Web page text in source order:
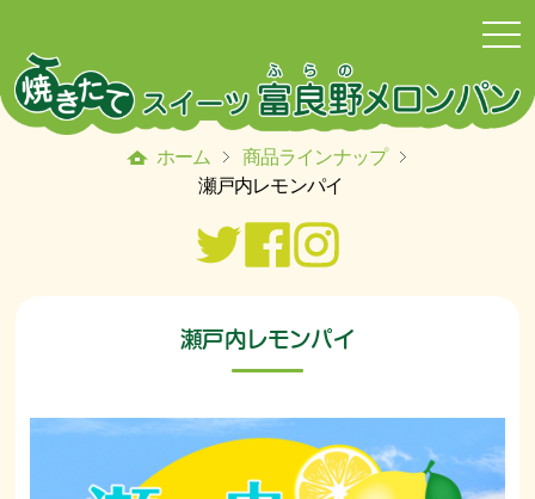
ホーム
商品ラインナップ
瀬戸内レモンパイ
瀬戸内レモンパイ